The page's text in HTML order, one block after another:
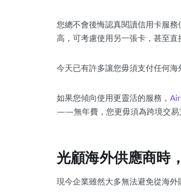
您總不會後悔認真閱讀信用卡服
高，可考慮使用另一張卡，甚至直
今天已有許多讓您毋須支付任何海
如果您傾向使用更靈活的服務，
——無年費，您更毋須為跨境交易
光顧海外供應商時
現今企業雖然大多無法避免從海外